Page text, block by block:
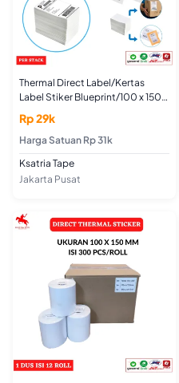
Thermal Direct Label/Kertas
Label Stiker Blueprint/100 x 150
MM isi 250 dan 500 PCS - STACK
Rp 29k
Harga Satuan Rp 31k
Ksatria Tape
Jakarta Pusat